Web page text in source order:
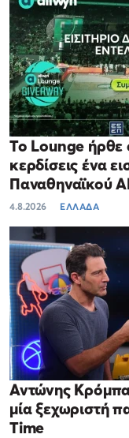
Το Lounge ήρθε
κερδίσεις ένα
Παναθηναϊκού
4.8.2026 ΕΛΛΑΔΑ
Αντώνης
μία ξεχωριστή
Time